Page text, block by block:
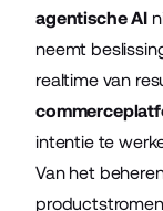
agentische AI
neemt
realtime van
intentie te
Van het